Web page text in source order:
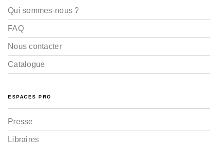
Qui sommes-nous ?
FAQ
Nous contacter
Catalogue
ESPACES PRO
Presse
Libraires